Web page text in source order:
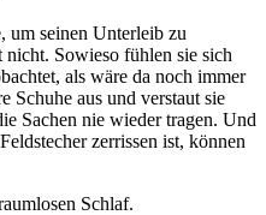
um seinen Unterleib zu
nicht. Sowieso fühlen sie sich
als wäre da noch immer
Schuhe aus und verstaut sie
Sachen nie wieder tragen. Und
zerrissen ist, können
Schlaf.